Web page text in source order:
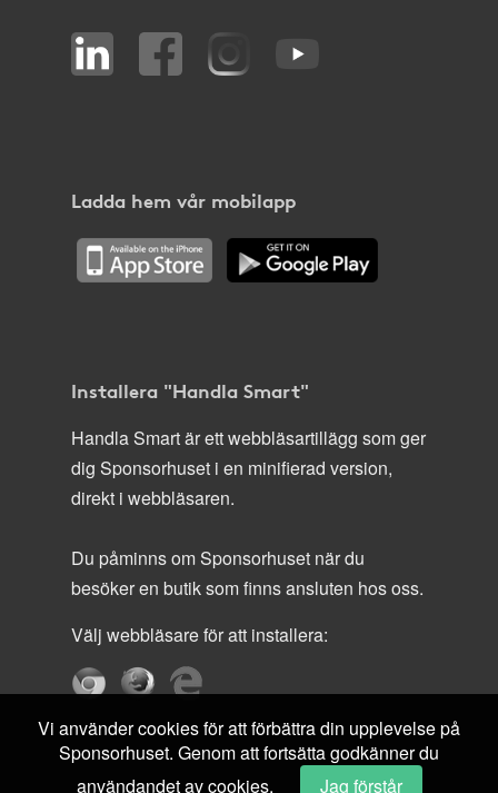
Ladda hem vår mobilapp
Installera "Handla Smart"
Handla Smart är ett webbläsartillägg som ger
dig Sponsorhuset i en minifierad version,
direkt i webbläsaren.
Du påminns om Sponsorhuset när du
besöker en butik som finns ansluten hos oss.
Välj webbläsare för att installera:
Vi använder cookies för att förbättra din upplevelse på
Sponsorhuset. Genom att fortsätta godkänner du
användandet av cookies.
Jag förstår